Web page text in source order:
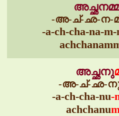
-അ-ച്-ഛ-ന-
-a-ch-cha-na-m-
അച്ഛനു
-അ-ച്-ഛ-
-a-ch-cha-nu-
achchanu